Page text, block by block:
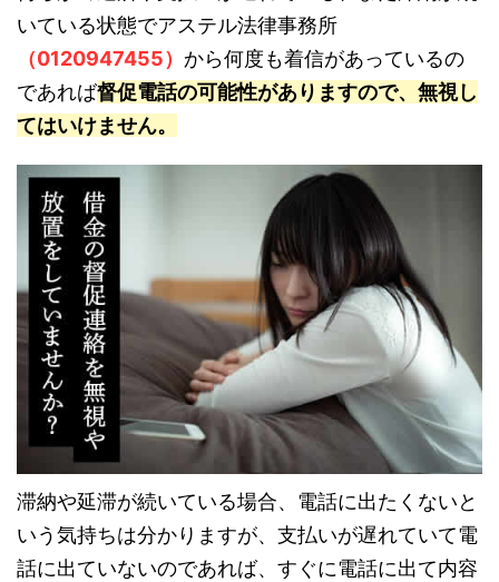
いている状態でアステル法律事務所
（0120947455） から何度も着信があっているの
であれば督促電話の可能性がありますので、無視し
てはいけません。
滞納や延滞が続いている場合、電話に出たくないと
いう気持ちは分かりますが、支払いが遅れていて電
話に出ていないのであれば、すぐに電話に出て内容